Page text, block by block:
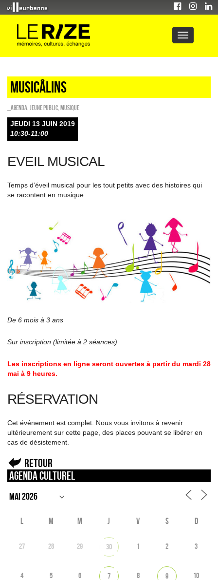
Musicâlins
_Agenda Jeune public Musique
JEUDI 13 JUIN 2019
10:30-11:00
EVEIL MUSICAL
Temps d’éveil musical pour les tout petits avec des histoires qui
se racontent en musique.
De 6 mois à 3 ans
Sur inscription (limitée à 2 séances)
Les inscriptions en ligne seront ouvertes à partir du mardi 28
mai à 9 heures.
RÉSERVATION
Cet événement est complet. Nous vous invitons à revenir
ultérieurement sur cette page, des places pouvant se libérer en
cas de désistement.
Retour
Agenda culturel
L M M J V S D
27 28 29 30 1 2 3
4 5 6 7 8 9 10